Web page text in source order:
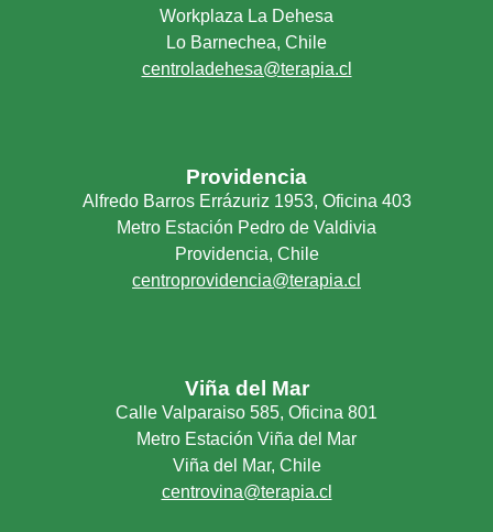
Workplaza La Dehesa
Lo Barnechea, Chile
centroladehesa@terapia.cl
Providencia
Alfredo Barros Errázuriz 1953, Oficina 403
Metro Estación Pedro de Valdivia
Providencia, Chile
centroprovidencia@terapia.cl
Viña del Mar
Calle Valparaiso 585, Oficina 801
Metro Estación Viña del Mar
Viña del Mar, Chile
centrovina@terapia.cl